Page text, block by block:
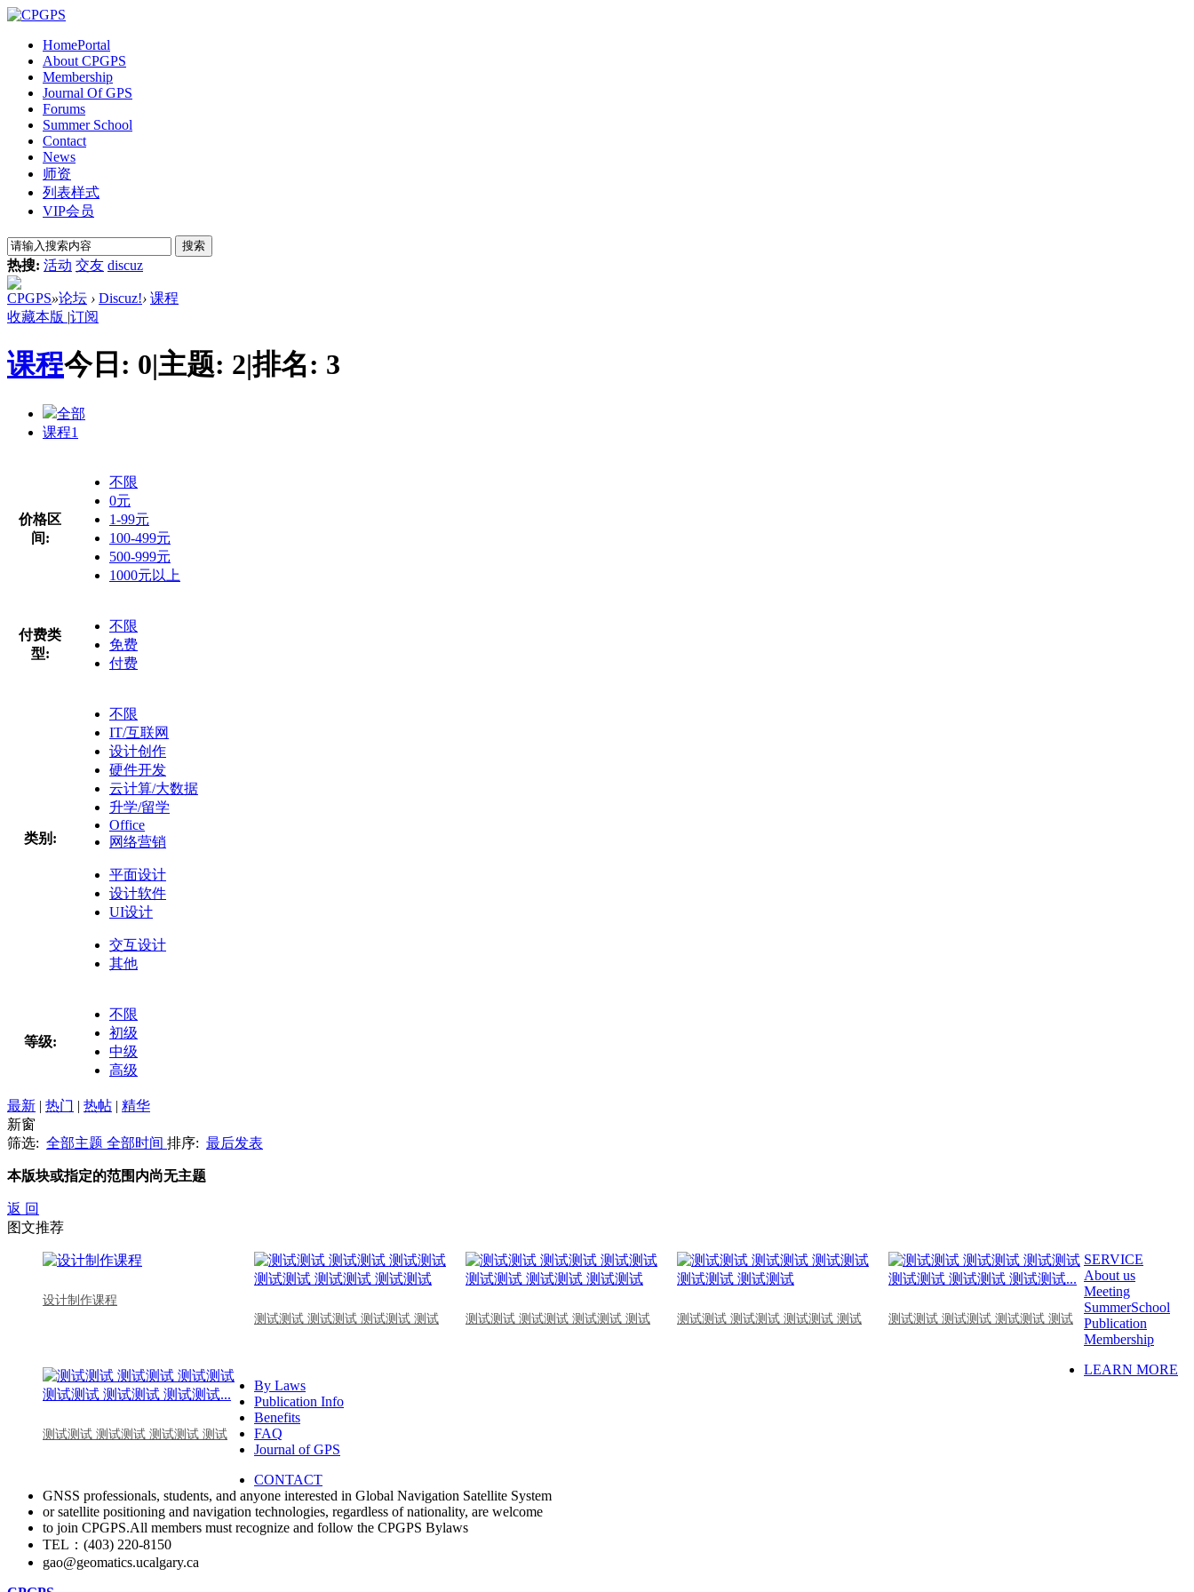
HomePortal
About CPGPS
Membership
Journal Of GPS
Forums
Summer School
Contact
News
师资
列表样式
VIP会员
搜索
热搜: 活动 交友 discuz
CPGPS»论坛 › Discuz!› 课程
收藏本版 |订阅
课程今日: 0|主题: 2|排名: 3
全部
课程1
价格区
间:
不限
0元
1-99元
100-499元
500-999元
1000元以上
付费类
型:
不限
免费
付费
类别:
不限
IT/互联网
设计创作
硬件开发
云计算/大数据
升学/留学
Office
网络营销
平面设计
设计软件
UI设计
交互设计
其他
等级:
不限
初级
中级
高级
最新 | 热门 | 热帖 | 精华
新窗
筛选: 全部主题 全部时间 排序: 最后发表
本版块或指定的范围内尚无主题
返 回
图文推荐
设计制作课程
测试测试 测试测试 测试测试 测试
测试测试 测试测试 测试测试 测试 测试测试 测试测试 测试测试 测试 测试测试 测试测试 测试测试 测试
测试测试 测试测试 测试测试 测试
SERVICE
About us
Meeting
SummerSchool
Publication
Membership
LEARN MORE
By Laws
Publication Info
Benefits
FAQ
Journal of GPS
CONTACT
GNSS professionals, students, and anyone interested in Global Navigation Satellite System
or satellite positioning and navigation technologies, regardless of nationality, are welcome
to join CPGPS.All members must recognize and follow the CPGPS Bylaws
TEL：(403) 220-8150
gao@geomatics.ucalgary.ca